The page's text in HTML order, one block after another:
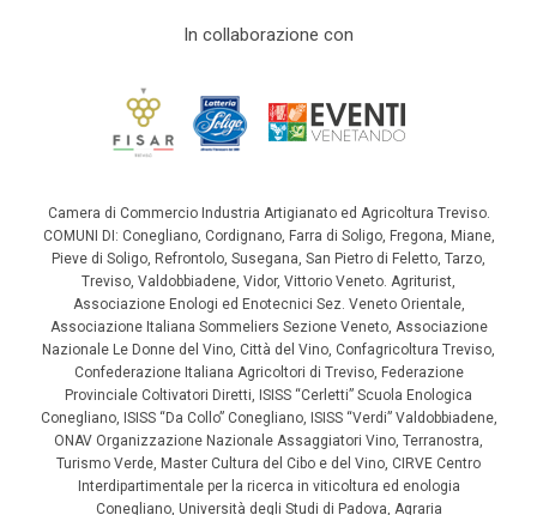
In collaborazione con
Camera di Commercio Industria Artigianato ed Agricoltura Treviso.
COMUNI DI: Conegliano, Cordignano, Farra di Soligo, Fregona, Miane,
Pieve di Soligo, Refrontolo, Susegana, San Pietro di Feletto, Tarzo,
Treviso, Valdobbiadene, Vidor, Vittorio Veneto. Agriturist,
Associazione Enologi ed Enotecnici Sez. Veneto Orientale,
Associazione Italiana Sommeliers Sezione Veneto, Associazione
Nazionale Le Donne del Vino, Città del Vino, Confagricoltura Treviso,
Confederazione Italiana Agricoltori di Treviso, Federazione
Provinciale Coltivatori Diretti, ISISS “Cerletti” Scuola Enologica
Conegliano, ISISS “Da Collo” Conegliano, ISISS “Verdi” Valdobbiadene,
ONAV Organizzazione Nazionale Assaggiatori Vino, Terranostra,
Turismo Verde, Master Cultura del Cibo e del Vino, CIRVE Centro
Interdipartimentale per la ricerca in viticoltura ed enologia
Conegliano, Università degli Studi di Padova, Agraria